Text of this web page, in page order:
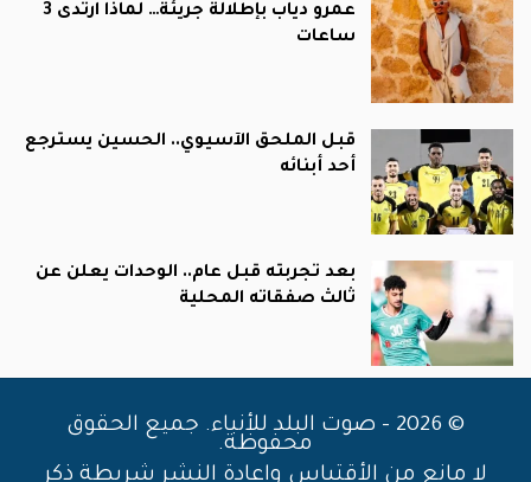
عمرو دياب بإطلالة جريئة… لماذا ارتدى 3
ساعات
قبل الملحق الآسيوي.. الحسين يسترجع
أحد أبنائه
بعد تجربته قبل عام.. الوحدات يعلن عن
ثالث صفقاته المحلية
© 2026 - صوت البلد للأنباء. جميع الحقوق
محفوظة.
لا مانع من الأقتباس وإعادة النشر شريطة ذكر